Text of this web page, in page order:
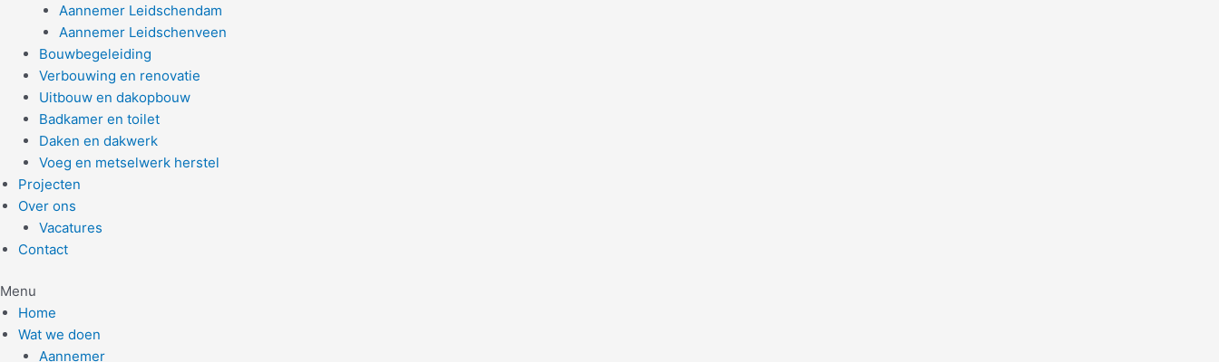
Aannemer Leidschendam
Aannemer Leidschenveen
Bouwbegeleiding
Verbouwing en renovatie
Uitbouw en dakopbouw
Badkamer en toilet
Daken en dakwerk
Voeg en metselwerk herstel
Projecten
Over ons
Vacatures
Contact
Menu
Home
Wat we doen
Aannemer